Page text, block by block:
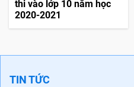
thi vào lớp 10 năm học
2020-2021
TIN TỨC